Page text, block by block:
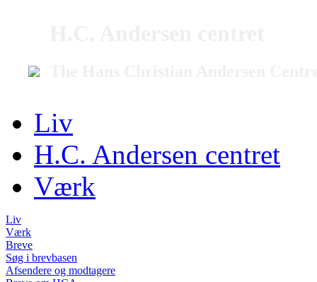
Liv
H.C. Andersen centret
Værk
Liv
Værk
Breve
Søg i brevbasen
Afsendere og modtagere